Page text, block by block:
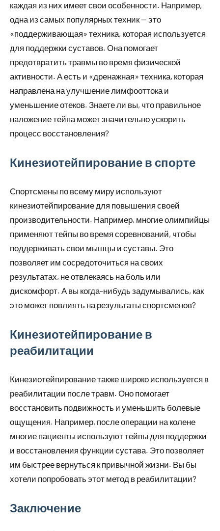
каждая из них имеет свои особенности. Например,
одна из самых популярных техник — это
«поддерживающая» техника, которая используется
для поддержки суставов. Она помогает
предотвратить травмы во время физической
активности. А есть и «дренажная» техника, которая
направлена на улучшение лимфооттока и
уменьшение отеков. Знаете ли вы, что правильное
наложение тейпа может значительно ускорить
процесс восстановления?
Кинезиотейпирование в спорте
Спортсмены по всему миру используют
кинезиотейпирование для повышения своей
производительности. Например, многие олимпийцы
применяют тейпы во время соревнований, чтобы
поддерживать свои мышцы и суставы. Это
позволяет им сосредоточиться на своих
результатах, не отвлекаясь на боль или
дискомфорт. А вы когда-нибудь задумывались, как
это может повлиять на результаты спортсменов?
Кинезиотейпирование в
реабилитации
Кинезиотейпирование также широко используется в
реабилитации после травм. Оно помогает
восстановить подвижность и уменьшить болевые
ощущения. Например, после операции на колене
многие пациенты используют тейпы для поддержки
и восстановления функции сустава. Это позволяет
им быстрее вернуться к привычной жизни. Вы бы
хотели попробовать этот метод в реабилитации?
Заключение